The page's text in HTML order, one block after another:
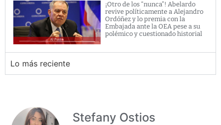
¡Otro de los “nunca”! Abelardo
revive políticamente a Alejandro
Ordóñez y lo premia con la
Embajada ante la OEA pese a su
polémico y cuestionado historial
Lo más reciente
Stefany Ostios